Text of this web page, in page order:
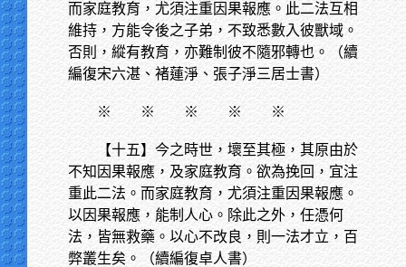
而家庭教育，尤須注重因果報應。此二法互相
維持，方能令後之子弟，不致悉數入彼獸域。
否則，縱有教育，亦難制彼不隨邪轉也。（續
編復宋六湛、褚蓮淨、張子淨三居士書）
※ ※ ※ ※ ※
【十五】今之時世，壞至其極，其原由於
不知因果報應，及家庭教育。欲為挽回，宜注
重此二法。而家庭教育，尤須注重因果報應。
以因果報應，能制人心。除此之外，任憑何
法，皆無救藥。以心不改良，則一法才立，百
弊叢生矣。（續編復卓人書）